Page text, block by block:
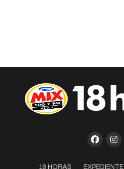
18 HORAS EXPEDIENTE